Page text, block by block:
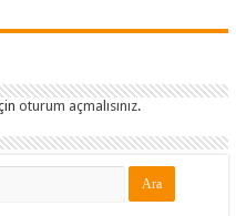
oturum açmalısınız.